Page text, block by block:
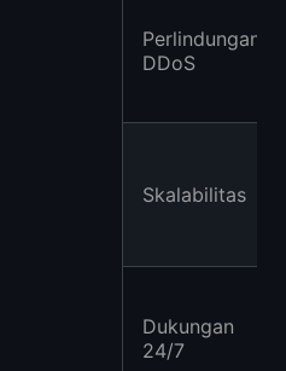
Perlindungan
DDoS
Skalabilitas
Dukungan
24/7